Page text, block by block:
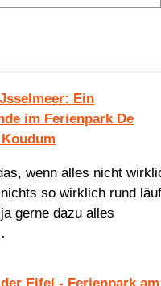
Ein
im Ferienpark De
wenn alles nicht
so wirklich rund
gerne dazu alles
Eifel - Ferienpark am